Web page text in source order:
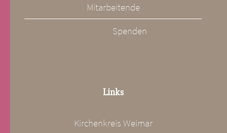
Mitarbeitende
Spenden
Links
Kirchenkreis Weimar